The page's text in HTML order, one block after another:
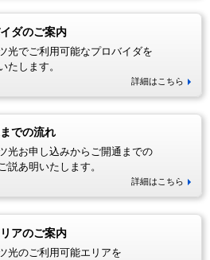
ダのご案内
光でご利用可能なプロバイダを
たします。
詳細はこちら
での流れ
光お申し込みからご開通までの
説あ明いたします。
詳細はこちら
アのご案内
光のご利用可能エリアを